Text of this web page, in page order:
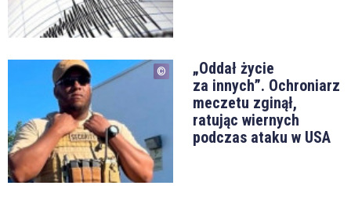
„Oddał życie
za innych”. Ochroniarz
meczetu zginął,
ratując wiernych
podczas ataku w USA